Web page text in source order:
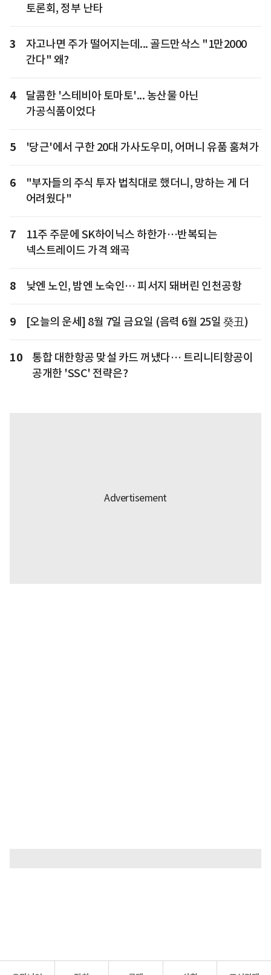
토론회, 정부 난타
3
자고나면 주가 떨어지는데... 골드만삭스 "1만2000
간다" 왜?
4
달콤한 '스테비아 토마토'... 농산물 아닌
가공식품이었다
5 '당근'에서 구한 20대 가사도우미, 어머니 유품 훔쳐가
6
"부자들의 주식 투자 법칙대로 했더니, 망하는 게 더
어려웠다"
7
11주 주문에 SK하이닉스 하한가…반복되는
넥스트레이드 가격 왜곡
8 낮엔 노인, 밤엔 노숙인… 피서지 돼버린 인천공항
9 [오늘의 운세] 8월 7일 금요일 (음력 6월 25일 癸丑)
10
통합 대한항공 맞설 카드 꺼냈다… 트리니티항공이
공개한 'SSC' 전략은?